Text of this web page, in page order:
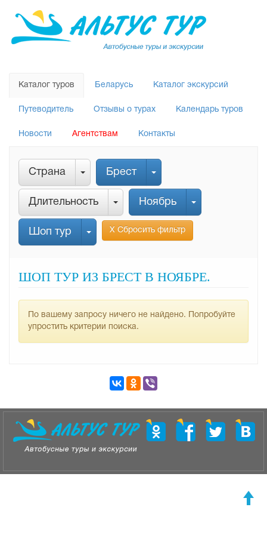
Каталог туров Беларусь Каталог экскурсий
Путеводитель Отзывы о турах Календарь туров
Новости Агентствам Контакты
Страна Брест
Длительность Ноябрь
Шоп тур Х Сбросить фильтр
ШОП ТУР ИЗ БРЕСТ В НОЯБРЕ.
По вашему запросу ничего не найдено. Попробуйте
упростить критерии поиска.